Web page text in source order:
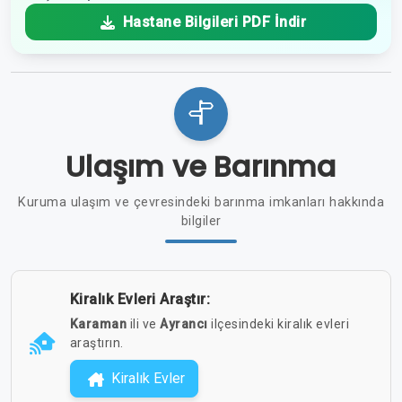
Hastane Bilgileri PDF İndir
Ulaşım ve Barınma
Kuruma ulaşım ve çevresindeki barınma imkanları hakkında
bilgiler
Kiralık Evleri Araştır:
Karaman ili ve Ayrancı ilçesindeki kiralık evleri
araştırın.
Kiralık Evler